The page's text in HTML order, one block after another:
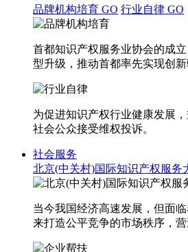
品牌机构培育 GO 行业自律 GO
首都知识产权服务业协会的成
型升级，推动首都率先实现创新
为促进知识产权行业健康发展
社会公众接受维权投诉。
社会服务
北京(中关村)国际知识产权服务
当今我国经济高速发展，但面
来打造公平竞争的市场秩序，